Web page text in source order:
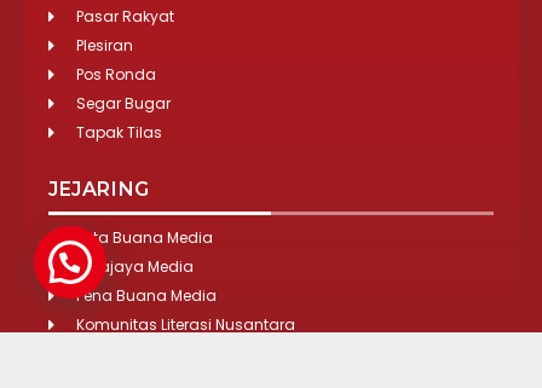
Pasar Rakyat
Plesiran
Pos Ronda
Segar Bugar
Tapak Tilas
JEJARING
Tirta Buana Media
Lokajaya Media
Pena Buana Media
Komunitas Literasi Nusantara